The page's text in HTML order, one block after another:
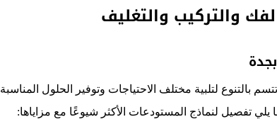
والتركيب والتغليف
لتلبية مختلف الاحتياجات وتوفير الحلول المناسبة
تفصيل لنماذج المستودعات الأكثر شيوعًا مع مزاياها: